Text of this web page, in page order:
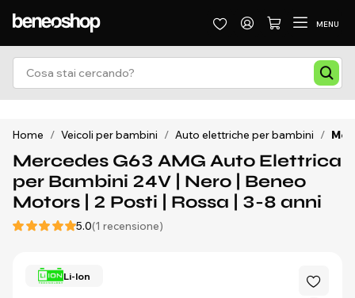
MENU
Home / Veicoli per bambini / Auto elettriche per bambini /
Mercedes G63 AMG Auto Elettrica
per Bambini 24V | Nero | Beneo
Motors | 2 Posti | Rossa | 3-8 anni
5.0(1 recensione)
Li-Ion